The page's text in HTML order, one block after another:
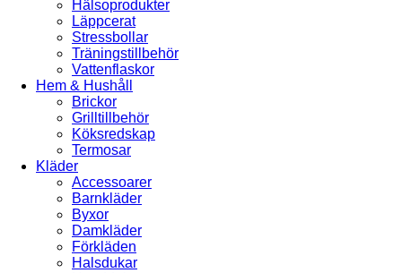
Hälsoprodukter
Läppcerat
Stressbollar
Träningstillbehör
Vattenflaskor
Hem & Hushåll
Brickor
Grilltillbehör
Köksredskap
Termosar
Kläder
Accessoarer
Barnkläder
Byxor
Damkläder
Förkläden
Halsdukar